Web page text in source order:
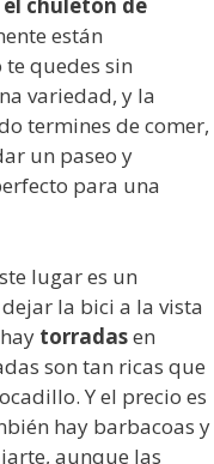
están
te quedes sin
variedad, y la
termines de comer,
un paseo y
para una
lugar es un
la bici a la vista
torradasen
son tan ricas que
Y el precio es
hay barbacoas y
aunque las